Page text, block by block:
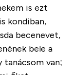
is ezt
kondiban,
becenevet,
bele a
tanácsom van;